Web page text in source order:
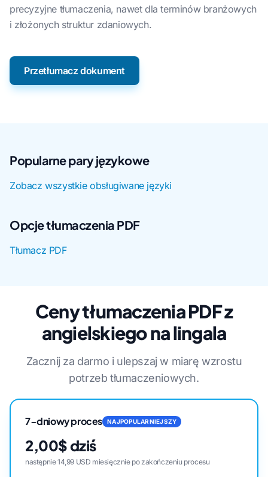
precyzyjne tłumaczenia, nawet dla terminów branżowych
i złożonych struktur zdaniowych.
Przetłumacz dokument
Popularne pary językowe
Zobacz wszystkie obsługiwane języki
Opcje tłumaczenia PDF
Tłumacz PDF
Ceny tłumaczenia PDF z
angielskiego na lingala
Zacznij za darmo i ulepszaj w miarę wzrostu
potrzeb tłumaczeniowych.
7-dniowy proces NAJPOPULARNIEJSZY
2,00$ dziś
następnie 14,99 USD miesięcznie po zakończeniu procesu